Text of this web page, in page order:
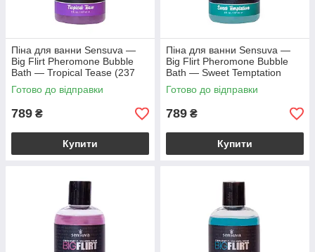
Піна для ванни Sensuva —
Big Flirt Pheromone Bubble
Bath — Tropical Tease (237
мл)
Готово до відправки
789 ₴
Купити
Піна для ванни Sensuva —
Big Flirt Pheromone Bubble
Bath — Sweet Temptation
(237 мл)
Готово до відправки
789 ₴
Купити